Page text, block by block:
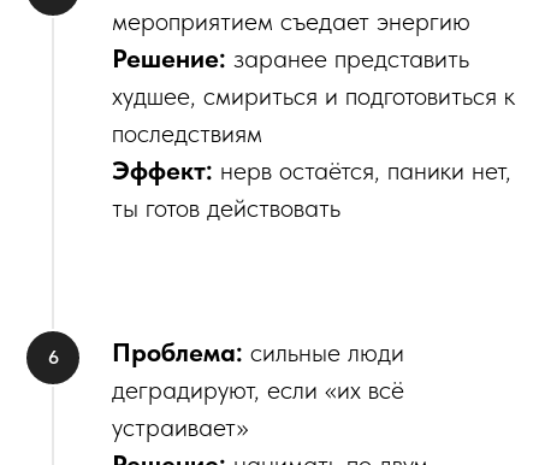
мероприятием съедает энергию
Решение: заранее представить
худшее, смириться и подготовиться к
последствиям
Эффект: нерв остаётся, паники нет,
ты готов действовать
Проблема: сильные люди
деградируют, если «их всё
устраивает»